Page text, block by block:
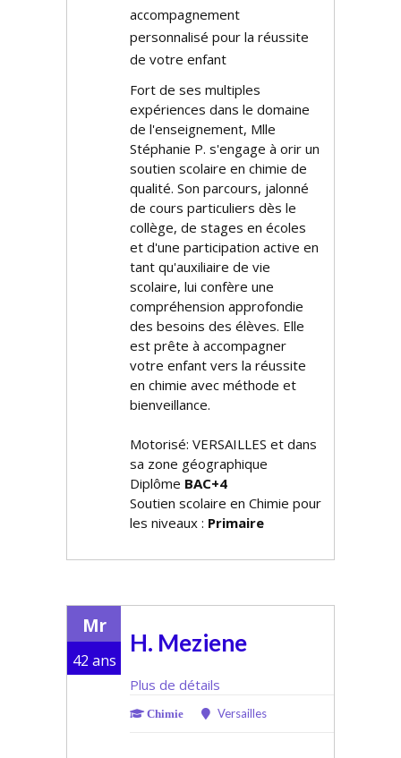
accompagnement
personnalisé pour la réussite
de votre enfant
Fort de ses multiples
expériences dans le domaine
de l'enseignement, Mlle
Stéphanie P. s'engage à offrir un
soutien scolaire en chimie de
qualité. Son parcours, jalonné
de cours particuliers dès le
collège, de stages en écoles
et d'une participation active en
tant qu'auxiliaire de vie
scolaire, lui confère une
compréhension approfondie
des besoins des élèves. Elle
est prête à accompagner
votre enfant vers la réussite
en chimie avec méthode et
bienveillance.
Motorisé: VERSAILLES et dans
sa zone géographique
Diplôme BAC+4
Soutien scolaire en Chimie pour
les niveaux : Primaire
Mr
42 ans
H. Meziene
Plus de détails
Chimie Versailles